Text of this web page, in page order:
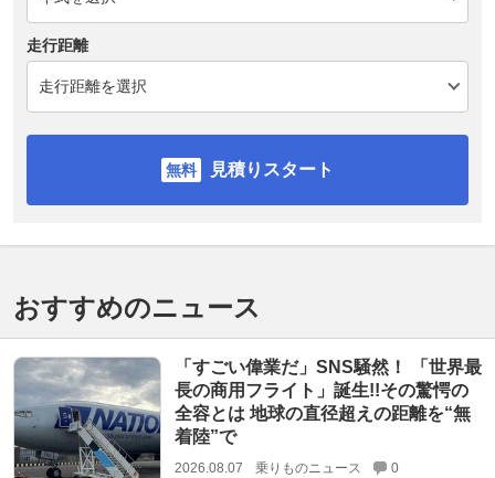
走行距離
見積りスタート
おすすめのニュース
「すごい偉業だ」SNS騒然！ 「世界最
長の商用フライト」誕生!!その驚愕の
全容とは 地球の直径超えの距離を“無
着陸”で
2026.08.07 乗りものニュース 0